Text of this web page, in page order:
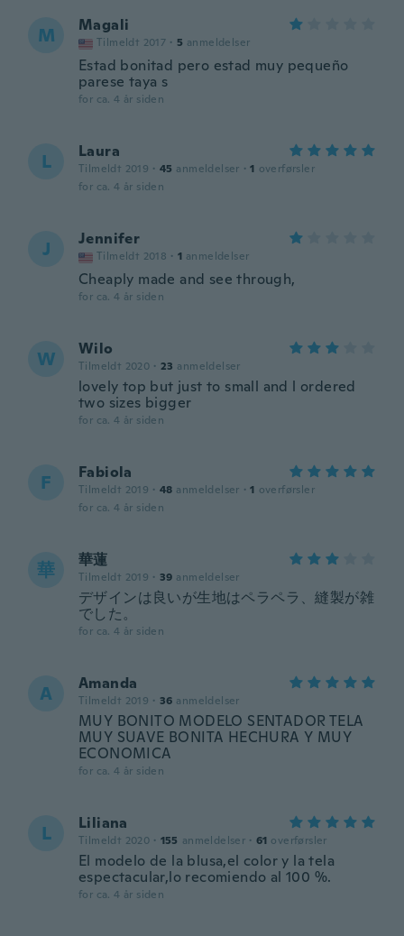
M Magali
Tilmeldt 2017 · 5 anmeldelser
Estad bonitad pero estad muy pequeño
parese taya s
for ca. 4 år siden
L Laura
Tilmeldt 2019 · 45 anmeldelser · 1 overførsler
for ca. 4 år siden
J Jennifer
Tilmeldt 2018 · 1 anmeldelser
Cheaply made and see through,
for ca. 4 år siden
W Wilo
Tilmeldt 2020 · 23 anmeldelser
lovely top but just to small and l ordered
two sizes bigger
for ca. 4 år siden
F Fabiola
Tilmeldt 2019 · 48 anmeldelser · 1 overførsler
for ca. 4 år siden
華 華蓮
Tilmeldt 2019 · 39 anmeldelser
デザインは良いが生地はペラペラ、縫製が雑
でした。
for ca. 4 år siden
A Amanda
Tilmeldt 2019 · 36 anmeldelser
MUY BONITO MODELO SENTADOR TELA
MUY SUAVE BONITA HECHURA Y MUY
ECONOMICA
for ca. 4 år siden
L Liliana
Tilmeldt 2020 · 155 anmeldelser · 61 overførsler
El modelo de la blusa,el color y la tela
espectacular,lo recomiendo al 100 %.
for ca. 4 år siden